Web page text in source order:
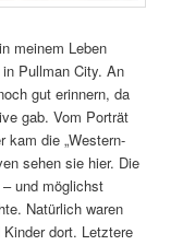
meinem Leben
Pullman City. An
gut erinnern, da
gab. Vom Porträt
kam die „Western-
sehen sie hier. Die
und möglichst
Natürlich waren
dort. Letztere